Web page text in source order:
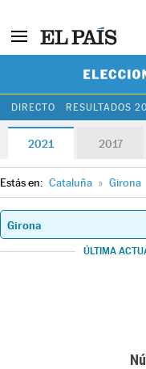
DIRECTO RESULTADOS
2021 2017
Estás en: Cataluña » Girona
ÚLTIMA